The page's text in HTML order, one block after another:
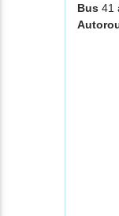
Bus 41